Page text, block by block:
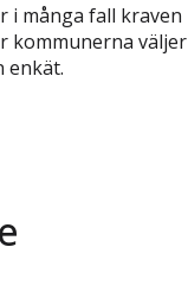
i många fall kraven
kommunerna väljer
enkät.